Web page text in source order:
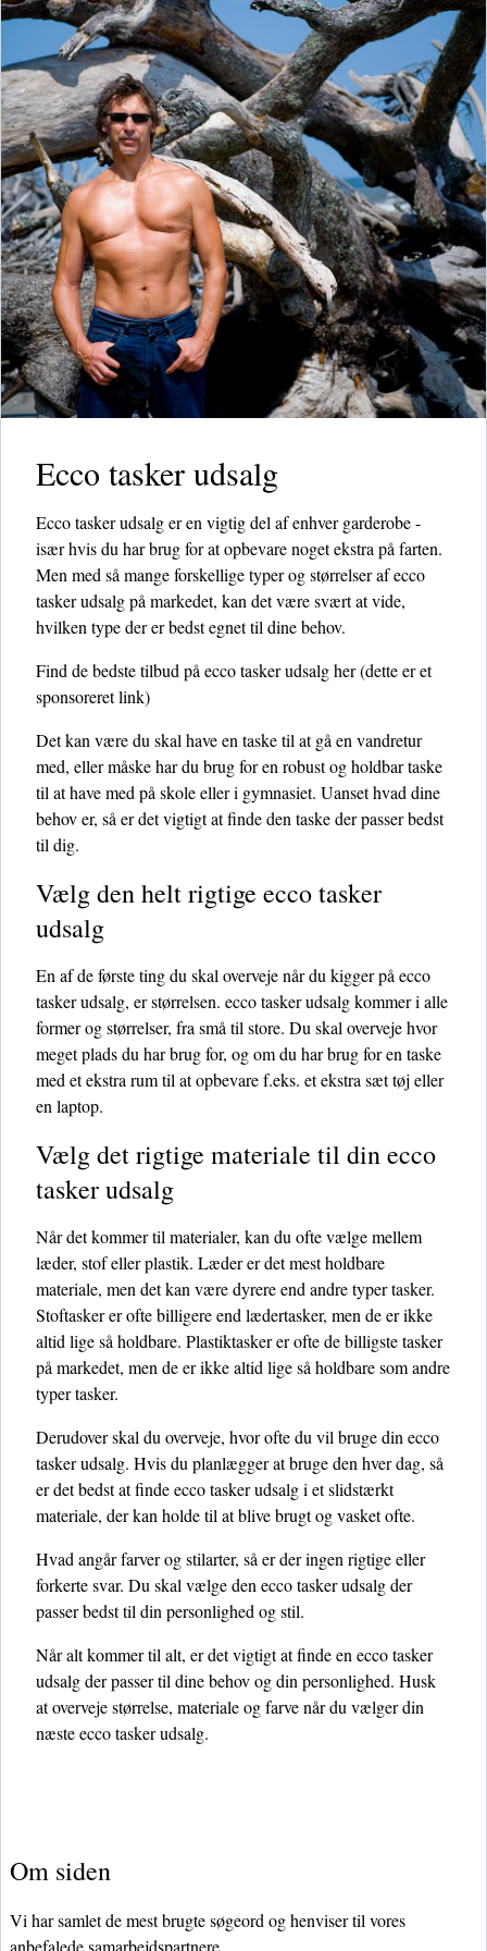
Ecco tasker udsalg
Ecco tasker udsalg er en vigtig del af enhver garderobe -
især hvis du har brug for at opbevare noget ekstra på farten.
Men med så mange forskellige typer og størrelser af ecco
tasker udsalg på markedet, kan det være svært at vide,
hvilken type der er bedst egnet til dine behov.
Find de bedste tilbud på ecco tasker udsalg her(dette er et
sponsoreret link)
Det kan være du skal have en taske til at gå en vandretur
med, eller måske har du brug for en robust og holdbar taske
til at have med på skole eller i gymnasiet. Uanset hvad dine
behov er, så er det vigtigt at finde den taske der passer bedst
til dig.
Vælg den helt rigtige ecco tasker
udsalg
En af de første ting du skal overveje når du kigger på ecco
tasker udsalg, er størrelsen. ecco tasker udsalg kommer i alle
former og størrelser, fra små til store. Du skal overveje hvor
meget plads du har brug for, og om du har brug for en taske
med et ekstra rum til at opbevare f.eks. et ekstra sæt tøj eller
en laptop.
Vælg det rigtige materiale til din ecco
tasker udsalg
Når det kommer til materialer, kan du ofte vælge mellem
læder, stof eller plastik. Læder er det mest holdbare
materiale, men det kan være dyrere end andre typer tasker.
Stoftasker er ofte billigere end lædertasker, men de er ikke
altid lige så holdbare. Plastiktasker er ofte de billigste tasker
på markedet, men de er ikke altid lige så holdbare som andre
typer tasker.
Derudover skal du overveje, hvor ofte du vil bruge din ecco
tasker udsalg. Hvis du planlægger at bruge den hver dag, så
er det bedst at finde ecco tasker udsalg i et slidstærkt
materiale, der kan holde til at blive brugt og vasket ofte.
Hvad angår farver og stilarter, så er der ingen rigtige eller
forkerte svar. Du skal vælge den ecco tasker udsalg der
passer bedst til din personlighed og stil.
Når alt kommer til alt, er det vigtigt at finde en ecco tasker
udsalg der passer til dine behov og din personlighed. Husk
at overveje størrelse, materiale og farve når du vælger din
næste ecco tasker udsalg.
Om siden
Vi har samlet de mest brugte søgeord og henviser til vores
anbefalede samarbejdspartnere.